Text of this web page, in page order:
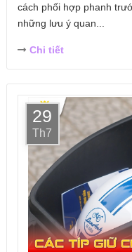
cách phối hợp phanh
những lưu ý quan...
Chi tiết
29
Th7